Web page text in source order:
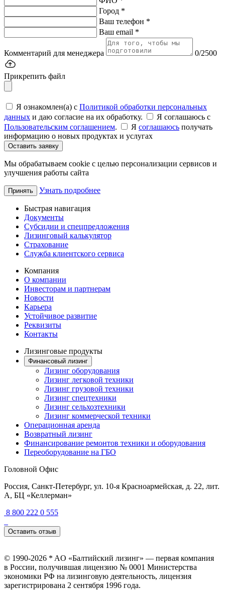
Город *
Ваш телефон *
Ваш email *
Комментарий для менеджера 0/2500
Прикрепить файл
Я ознакомлен(а) с Политикой обработки персональных
данных и даю согласие на их обработку.
Я соглашаюсь c
Пользовательским соглашением. Я соглашаюсь получать
информацию о новых продуктах и услугах
Оставить заявку
Мы обрабатываем cookie с целью персонализации сервисов и
улучшения работы сайта
Принять Узнать подробнее
Быстрая навигация
Документы
Субсидии и спецпредложения
Лизинговый калькулятор
Страхование
Служба клиентского сервиса
Компания
О компании
Инвесторам и партнерам
Новости
Карьера
Устойчивое развитие
Реквизиты
Контакты
Лизинговые продукты
Финансовый лизинг
Лизинг оборудования
Лизинг легковой техники
Лизинг грузовой техники
Лизинг спецтехники
Лизинг сельхозтехники
Лизинг коммерческой техники
Операционная аренда
Возвратный лизинг
Финансирование ремонтов техники и оборудования
Переоборудование на ГБО
Головной Офис
Россия, Санкт-Петербург, ул. 10-я Красноармейская, д. 22, лит.
А, БЦ «Келлерман»
8 800 222 0 555
Оставить отзыв
© 1990-2026 * AO «Балтийский лизинг» — первая компания
в России, получившая лицензию № 0001 Министерства
экономики РФ на лизинговую деятельность, лицензия
зарегистрирована 2 сентября 1996 года.